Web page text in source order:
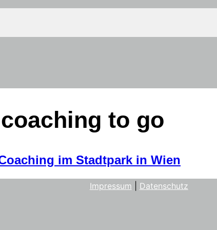
coaching to go
im Stadtpark in Wien
Impressum Datenschutz